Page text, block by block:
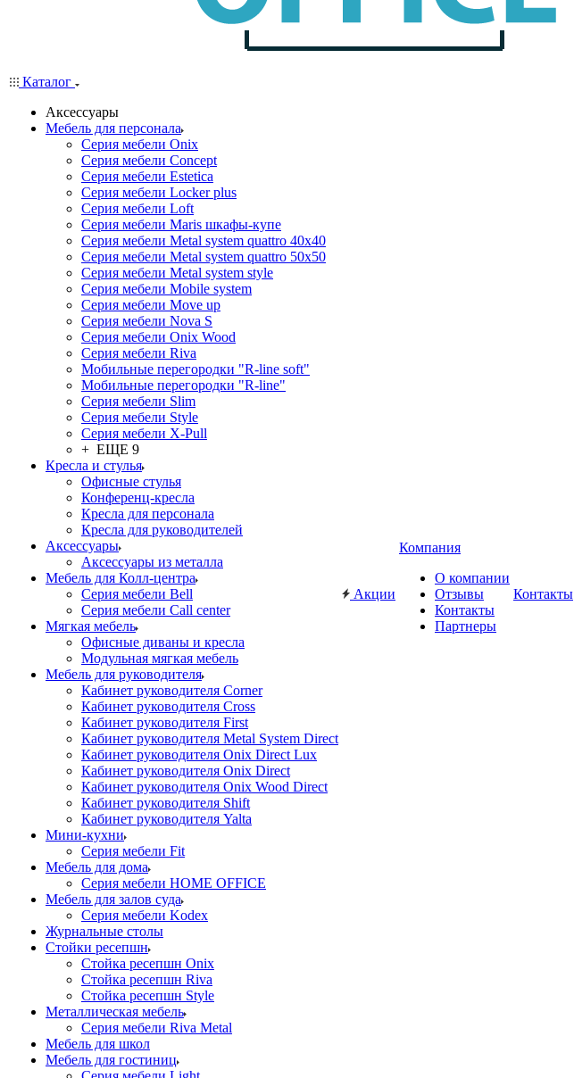
Каталог
Аксессуары
Мебель для персонала
Серия мебели Onix
Серия мебели Concept
Серия мебели Estetica
Серия мебели Locker plus
Серия мебели Loft
Серия мебели Maris шкафы-купе
Серия мебели Metal system quattro 40x40
Серия мебели Metal system quattro 50x50
Серия мебели Metal system style
Серия мебели Mobile system
Серия мебели Move up
Серия мебели Nova S
Серия мебели Onix Wood
Серия мебели Riva
Мобильные перегородки "R-line soft"
Мобильные перегородки "R-line"
Серия мебели Slim
Серия мебели Style
Серия мебели X-Pull
+ ЕЩЕ 9
Кресла и стулья
Офисные стулья
Конференц-кресла
Кресла для персонала
Кресла для руководителей
Аксессуары
Аксессуары из металла
Мебель для Колл-центра
Серия мебели Bell
Серия мебели Call center
Мягкая мебель
Офисные диваны и кресла
Модульная мягкая мебель
Мебель для руководителя
Кабинет руководителя Corner
Кабинет руководителя Cross
Кабинет руководителя First
Кабинет руководителя Metal System Direct
Кабинет руководителя Onix Direct Lux
Кабинет руководителя Onix Direct
Кабинет руководителя Onix Wood Direct
Кабинет руководителя Shift
Кабинет руководителя Yalta
Мини-кухни
Серия мебели Fit
Мебель для дома
Серия мебели HOME OFFICE
Мебель для залов суда
Серия мебели Kodex
Журнальные столы
Стойки ресепшн
Стойка ресепшн Onix
Стойка ресепшн Riva
Стойка ресепшн Style
Металлическая мебель
Серия мебели Riva Metal
Мебель для школ
Мебель для гостиниц
Акции
Компания
О компании
Отзывы
Контакты
Партнеры
Контакты